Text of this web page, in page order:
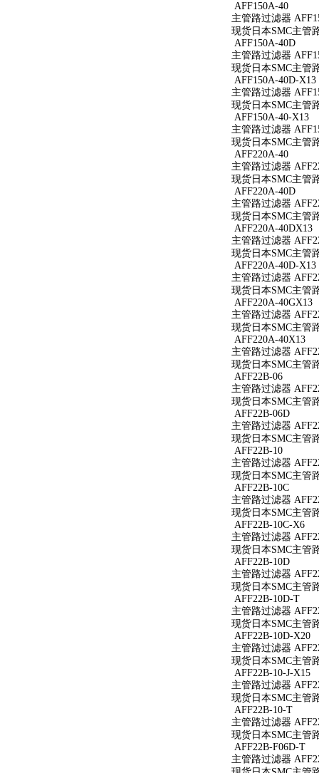
AFF150A-40
主管路过滤器
现货日本SMC主管
AFF150A-40D
主管路过滤器
现货日本SMC主管
AFF150A-40D-X13
主管路过滤器
现货日本SMC主管
AFF150A-40-X13
主管路过滤器
现货日本SMC主管
AFF220A-40
主管路过滤器
现货日本SMC主管
AFF220A-40D
主管路过滤器
现货日本SMC主管
AFF220A-40DX13
主管路过滤器
现货日本SMC主管
AFF220A-40D-X13
主管路过滤器
现货日本SMC主管
AFF220A-40GX13
主管路过滤器
现货日本SMC主管
AFF220A-40X13
主管路过滤器
现货日本SMC主管
AFF22B-06
主管路过滤器
现货日本SMC主管
AFF22B-06D
主管路过滤器
现货日本SMC主管
AFF22B-10
主管路过滤器
现货日本SMC主管
AFF22B-10C
主管路过滤器
现货日本SMC主管
AFF22B-10C-X6
主管路过滤器
现货日本SMC主管
AFF22B-10D
主管路过滤器
现货日本SMC主管
AFF22B-10D-T
主管路过滤器
现货日本SMC主管
AFF22B-10D-X20
主管路过滤器
现货日本SMC主管
AFF22B-10-J-X15
主管路过滤器
现货日本SMC主管
AFF22B-10-T
主管路过滤器
现货日本SMC主管
AFF22B-F06D-T
主管路过滤器